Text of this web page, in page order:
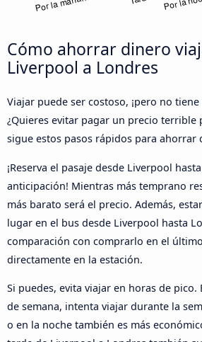
Cómo ahorrar dinero
Liverpool a Londres
Viajar puede ser costoso, ¡pero no
¿Quieres evitar pagar un precio terrible
sigue estos pasos rápidos para ahorrar
¡Reserva el pasaje desde Liverpool
anticipación! Mientras más temprano
más barato será el precio. Además,
lugar en el bus desde Liverpool hasta
comparación con comprarlo en el
directamente en la estación.
Si puedes, evita viajar en horas de
de semana, intenta viajar durante la
o en la noche también es más